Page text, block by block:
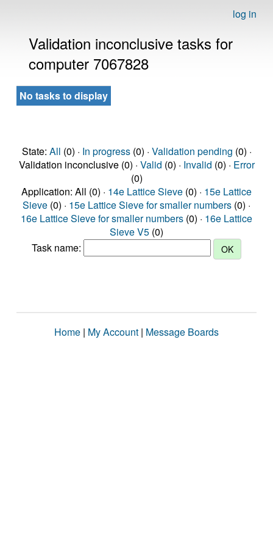
log in
Validation inconclusive tasks for
computer 7067828
No tasks to display
State: All (0) · In progress(0) · Validation pending (0) ·
Validation inconclusive (0) · Valid (0) · Invalid (0) · Error
(0)
Application: All (0) · 14e Lattice Sieve (0) · 15e Lattice
Sieve (0) · 15e Lattice Sieve for smaller numbers (0) ·
16e Lattice Sieve for smaller numbers (0) · 16e Lattice
Sieve V5 (0)
Task name:
Home | My Account | Message Boards